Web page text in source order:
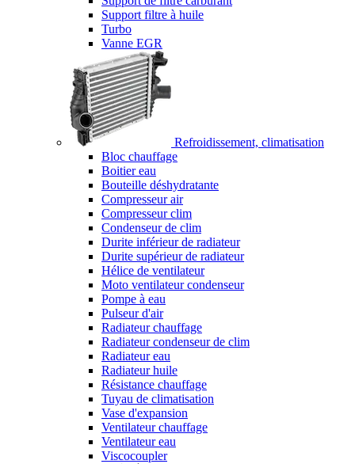
Support filtre à huile
Turbo
Vanne EGR
Refroidissement, climatisation
Bloc chauffage
Boitier eau
Bouteille déshydratante
Compresseur air
Compresseur clim
Condenseur de clim
Durite inférieur de radiateur
Durite supérieur de radiateur
Hélice de ventilateur
Moto ventilateur condenseur
Pompe à eau
Pulseur d'air
Radiateur chauffage
Radiateur condenseur de clim
Radiateur eau
Radiateur huile
Résistance chauffage
Tuyau de climatisation
Vase d'expansion
Ventilateur chauffage
Ventilateur eau
Viscocoupler